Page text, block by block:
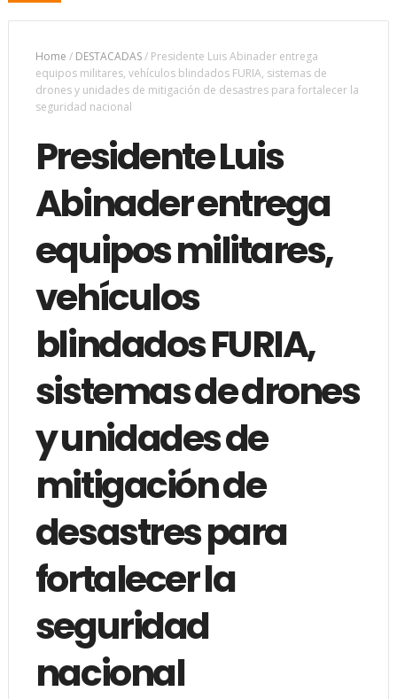
Home / DESTACADAS/ Presidente Luis Abinader entrega
equipos militares, vehículos blindados FURIA, sistemas de
drones y unidades de mitigación de desastres para fortalecer la
seguridad nacional
Presidente Luis
Abinader entrega
equipos militares,
vehículos
blindados FURIA,
sistemas de drones
y unidades de
mitigación de
desastres para
fortalecer la
seguridad
nacional